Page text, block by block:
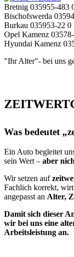
Bretnig 035955-483
Bischofswerda
Burkau 035953-22 0
Opel Kamenz
Hyundai Kamenz
"Ihr Alter"- bei uns
Was bedeutet
Ein Auto begleitet
sein Wert – aber
Wir setzen auf
Fachlich korrekt,
angepasst an Alter,
Damit sich dieser
wir bei uns eine
Arbeitsleistung an.